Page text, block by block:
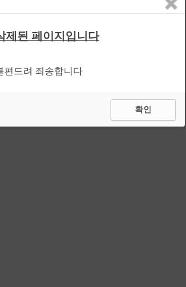
제된 페이지입니다
편드려 죄송합니다
확인